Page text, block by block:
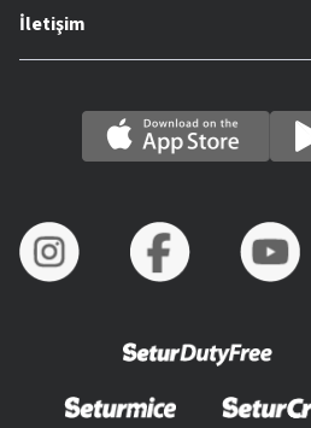
İletişim